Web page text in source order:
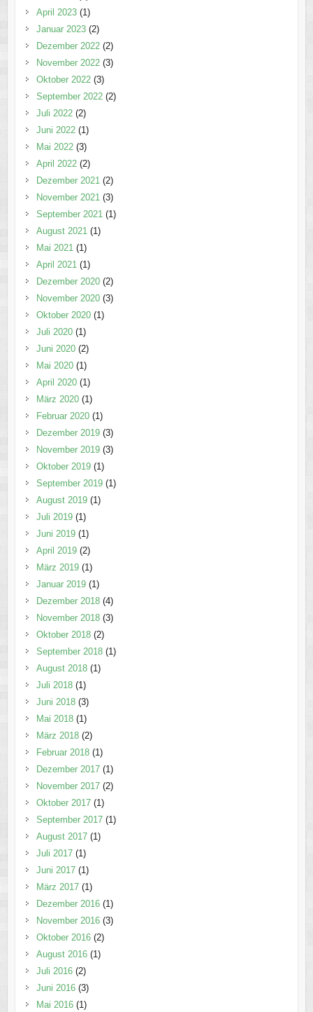
April 2023(1)
Januar 2023(2)
Dezember 2022(2)
November 2022(3)
Oktober 2022(3)
September 2022(2)
Juli 2022(2)
Juni 2022(1)
Mai 2022(3)
April 2022(2)
Dezember 2021(2)
November 2021(3)
September 2021(1)
August 2021(1)
Mai 2021(1)
April 2021(1)
Dezember 2020(2)
November 2020(3)
Oktober 2020(1)
Juli 2020(1)
Juni 2020(2)
Mai 2020(1)
April 2020(1)
März 2020(1)
Februar 2020(1)
Dezember 2019(3)
November 2019(3)
Oktober 2019(1)
September 2019(1)
August 2019(1)
Juli 2019(1)
Juni 2019(1)
April 2019(2)
März 2019(1)
Januar 2019(1)
Dezember 2018(4)
November 2018(3)
Oktober 2018(2)
September 2018(1)
August 2018(1)
Juli 2018(1)
Juni 2018(3)
Mai 2018(1)
März 2018(2)
Februar 2018(1)
Dezember 2017(1)
November 2017(2)
Oktober 2017(1)
September 2017(1)
August 2017(1)
Juli 2017(1)
Juni 2017(1)
März 2017(1)
Dezember 2016(1)
November 2016(3)
Oktober 2016(2)
August 2016(1)
Juli 2016(2)
Juni 2016(3)
Mai 2016(1)